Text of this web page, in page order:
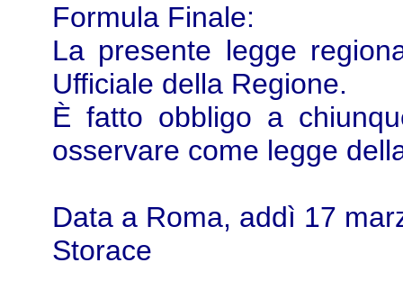
Formula Finale:
La presente legge
Ufficiale della Regione.
È fatto obbligo a
osservare come legge
Data a Roma, addì 17
Storace